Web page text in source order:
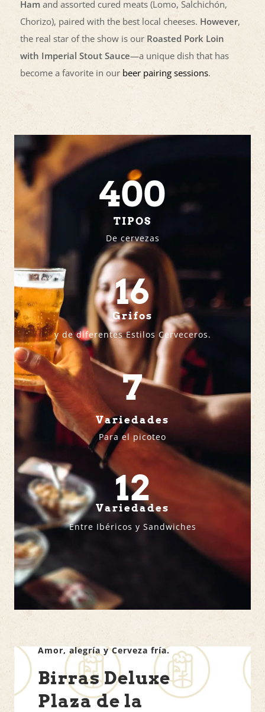
Ham and assorted cured meats (Lomo, Salchichón,
Chorizo), paired with the best local cheeses. However,
the real star of the show is our Roasted Pork Loin
with Imperial Stout Sauce—a unique dish that has
become a favorite in our beer pairing sessions.
400
TIPOS
De cervezas
16
Grifos
y de diferentes Estilos Cerveceros.
7
Variedades
Para el picoteo
12
Variedades
Entre Ibéricos y Sandwiches
Amor, alegría y Cerveza fría.
Birras Deluxe
Plaza de la